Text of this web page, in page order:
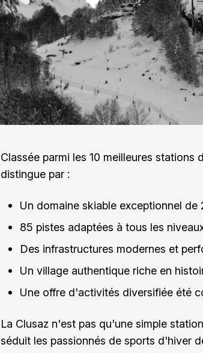
Classée parmi les 10 meilleures stations
distingue par :
Un domaine skiable exceptionnel de
85 pistes adaptées à tous les
Des infrastructures modernes et
Un village authentique riche en
Une offre d'activités diversifiée été
La Clusaz n'est pas qu'une simple
séduit les passionnés de sports d'hiver